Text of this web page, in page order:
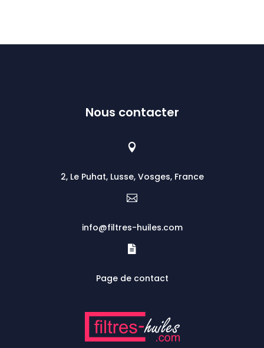
Nous contacter

2, Le Puhat, Lusse, Vosges, France

info@filtres-huiles.com

Page de contact